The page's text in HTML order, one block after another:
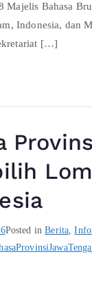
Majelis Bahasa
Indonesia, dan
[…]
Posted inBerita,